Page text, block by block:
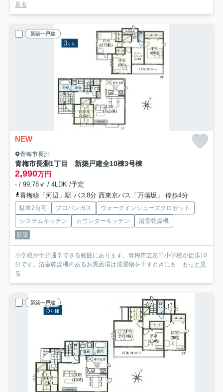
見る
新築一戸建
NEW
青梅市長淵
青梅市長淵1丁目 新築戸建全10棟3号棟
2,990万円
- / 99.78㎡ / 4LDK /予定
青梅線「河辺」駅 バス8分 西東京バス「万場坂」 停歩4分
駐車2台可 プロパンガス
ウォークインシューズクロゼット
システムキッチン
カウンターキッチン
浴室乾燥機
新築
小学校が十分通学できる範囲にあります。青梅市立友田小学校が徒歩10
分です。浴室乾燥機のあるお風呂場は洗濯物を干すときにも... もっと見
る
新築一戸建